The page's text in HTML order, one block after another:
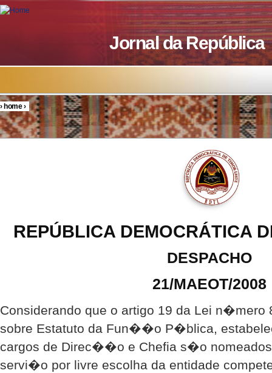
Skip to main content
Jornal da República
You are here
›home›
REPÚBLICA DEMOCRÁTICA
DESPACHO
21/MAEOT/2008
Considerando que o artigo 19 da Lei n�mero
sobre Estatuto da Fun��o P�blica,
cargos de Direc��o e Chefia s�o
servi�o por livre escolha da entidade